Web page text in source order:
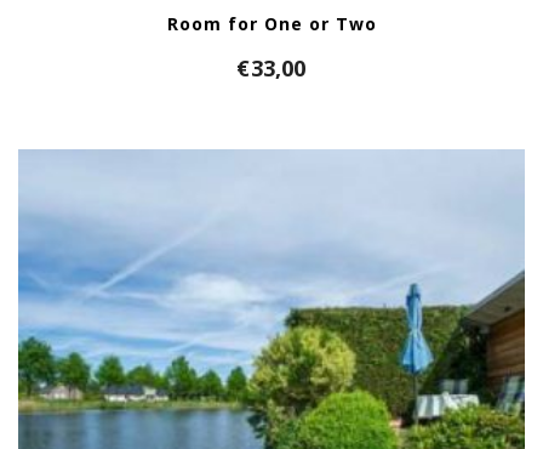
Room for One or Two
€33,00